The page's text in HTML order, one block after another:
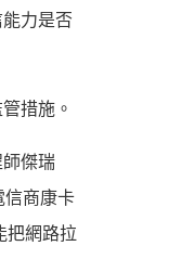
力是否
措施。
傑瑞
信商康卡
把網路拉